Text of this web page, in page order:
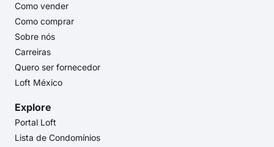
Como vender
Como comprar
Sobre nós
Carreiras
Quero ser fornecedor
Loft México
Explore
Portal Loft
Lista de Condomínios